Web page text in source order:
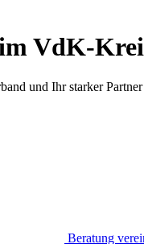
VdK-
und Ihr starker
Beratung